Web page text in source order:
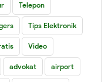
Telepon
Tips Elektronik
Video
advokat airport